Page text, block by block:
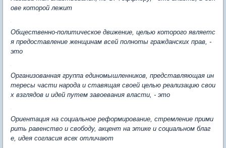
ове которой лежит
Общественно-политическое движение, целью которого являетс
я предоставление женщинам всей полноты гражданских прав, -
это
Организованная группа единомышленников, представляющая ин
тересы части народа и ставящая своей целью реализацию свои
х взглядов и идей путем завоевания власти, - это
Ориентация на социальное реформирование, стремление прими
рить равенство и свободу, акцент на этике и социальном благ
е, идея согласия всех отличают